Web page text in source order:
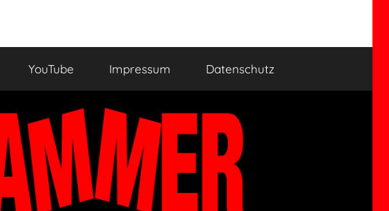
YouTube Impressum Datenschutz